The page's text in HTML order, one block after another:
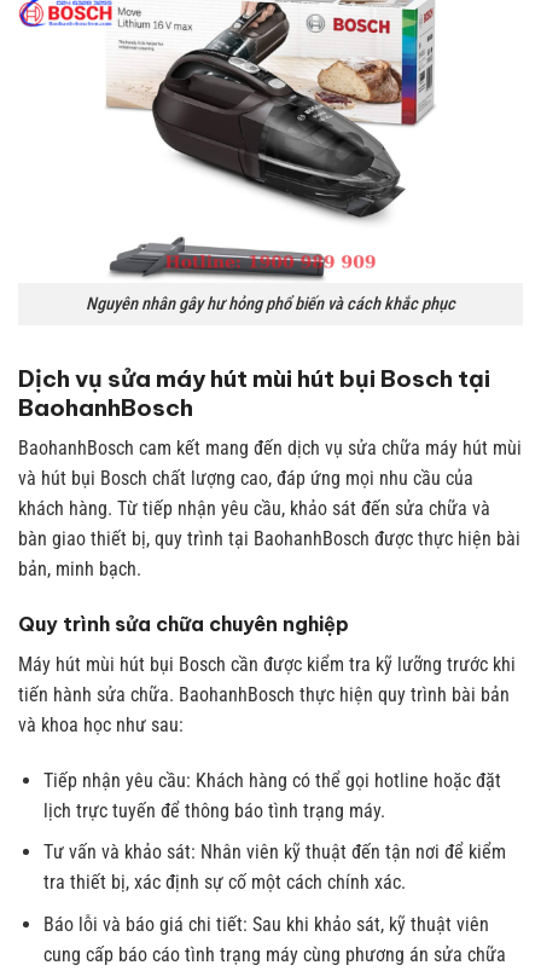
Nguyên nhân gây hư hỏng phổ biến và cách khắc phục
Dịch vụ sửa máy hút mùi hút bụi Bosch tại
BaohanhBosch
BaohanhBosch cam kết mang đến dịch vụ sửa chữa máy hút mùi
và hút bụi Bosch chất lượng cao, đáp ứng mọi nhu cầu của
khách hàng. Từ tiếp nhận yêu cầu, khảo sát đến sửa chữa và
bàn giao thiết bị, quy trình tại BaohanhBosch được thực hiện bài
bản, minh bạch.
Quy trình sửa chữa chuyên nghiệp
Máy hút mùi hút bụi Bosch cần được kiểm tra kỹ lưỡng trước khi
tiến hành sửa chữa. BaohanhBosch thực hiện quy trình bài bản
và khoa học như sau:
Tiếp nhận yêu cầu: Khách hàng có thể gọi hotline hoặc đặt
lịch trực tuyến để thông báo tình trạng máy.
Tư vấn và khảo sát: Nhân viên kỹ thuật đến tận nơi để kiểm
tra thiết bị, xác định sự cố một cách chính xác.
Báo lỗi và báo giá chi tiết: Sau khi khảo sát, kỹ thuật viên
cung cấp báo cáo tình trạng máy cùng phương án sửa chữa